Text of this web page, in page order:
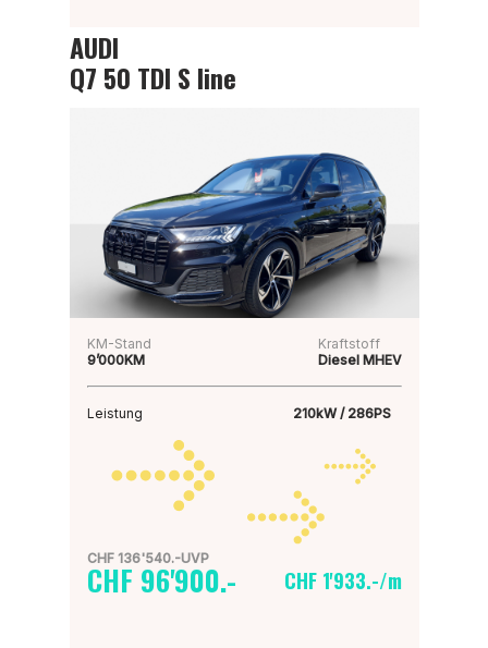
AUDI
Q7 50 TDI S line
KM-Stand
9’000KM
Kraftstoff
Diesel MHEV
Leistung 210kW / 286PS
CHF 136'540.-UVP
CHF 96'900.- CHF 1'933.-/m